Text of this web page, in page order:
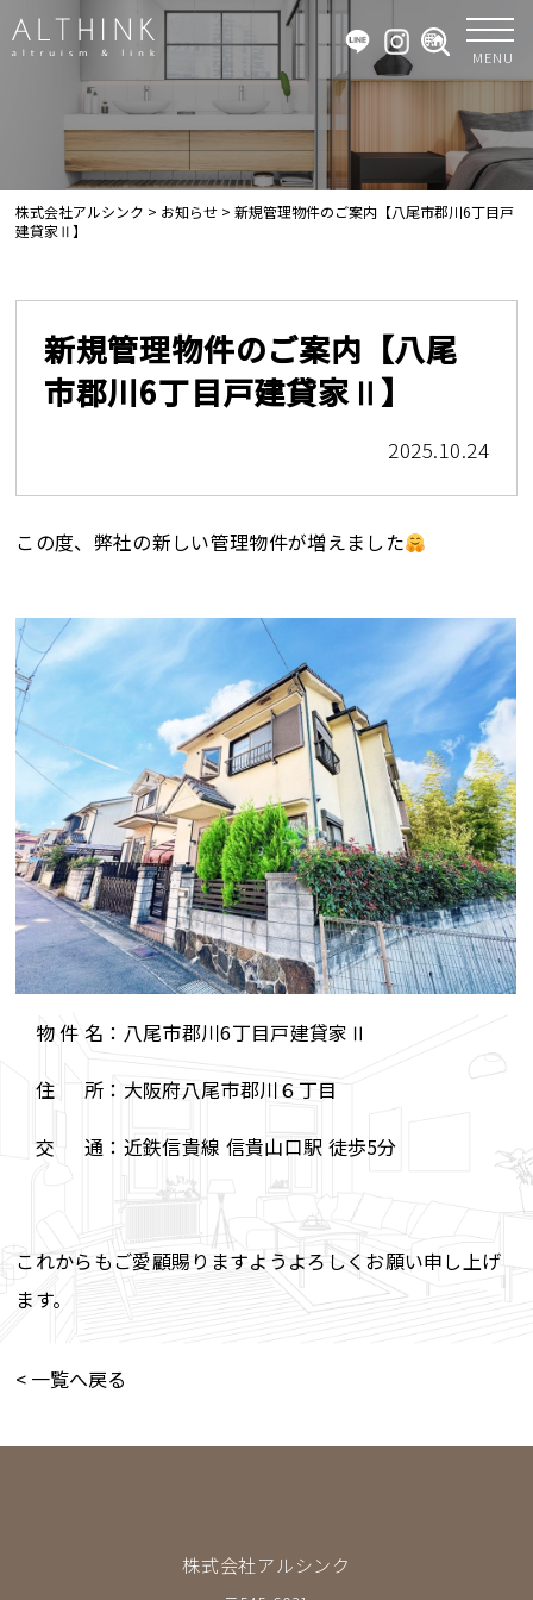
MENU
株式会社アルシンク > お知らせ >新規管理物件のご案内【八尾市郡川6丁目戸
建貸家Ⅱ】
新規管理物件のご案内【八尾
市郡川6丁目戸建貸家Ⅱ】
2025.10.24
この度、弊社の新しい管理物件が増えました
物 件 名：八尾市郡川6丁目戸建貸家Ⅱ
住 所：大阪府八尾市郡川６丁目
交 通：近鉄信貴線 信貴山口駅 徒歩5分
これからもご愛顧賜りますようよろしくお願い申し上げ
ます。
< 一覧へ戻る
株式会社アルシンク